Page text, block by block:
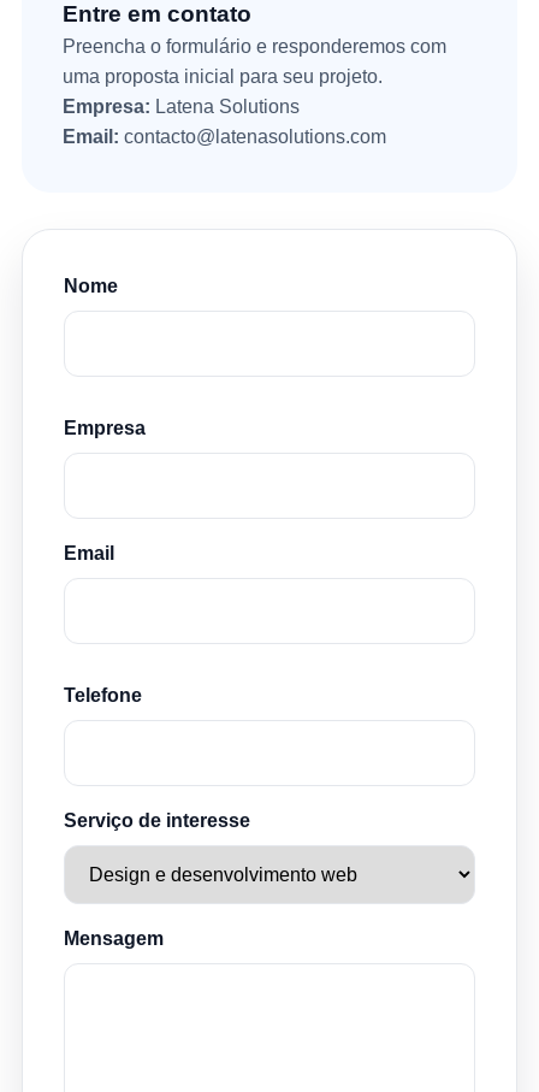
Entre em contato
Preencha o formulário e responderemos com
uma proposta inicial para seu projeto.
Empresa: Latena Solutions
Email: contacto@latenasolutions.com
Nome
Empresa
Email
Telefone
Serviço de interesse
Mensagem